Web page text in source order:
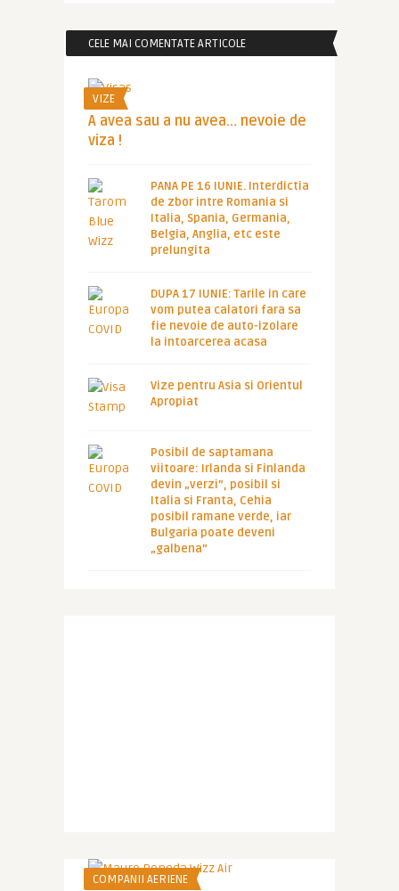
CELE MAI COMENTATE ARTICOLE
VIZE
A avea sau a nu avea… nevoie de
viza !
PANA PE 16 IUNIE. Interdictia
de zbor intre Romania si
Italia, Spania, Germania,
Belgia, Anglia, etc este
prelungita
DUPA 17 IUNIE: Tarile in care
vom putea calatori fara sa
fie nevoie de auto-izolare
la intoarcerea acasa
Vize pentru Asia si Orientul
Apropiat
Posibil de saptamana
viitoare: Irlanda si Finlanda
devin „verzi”, posibil si
Italia si Franta, Cehia
posibil ramane verde, iar
Bulgaria poate deveni
„galbena”
COMPANII AERIENE